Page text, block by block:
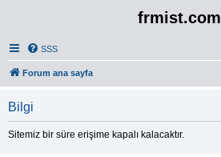
frmist.com
SSS
Forum ana sayfa
Bilgi
Sitemiz bir süre erişime kapalı kalacaktır.